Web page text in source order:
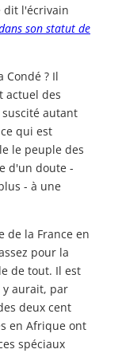
dit l'écrivain
son statut de
? Il
actuel des
autant
qui est
le peuple des
d'un doute -
- à une
de la France en
pour la
de tout. Il est
aurait, par
deux cent
en Afrique ont
spéciaux